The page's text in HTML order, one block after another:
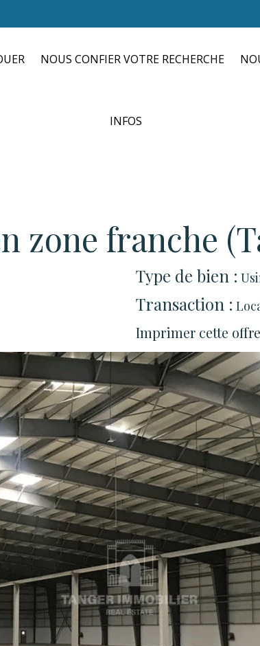
NOUS CONFIER VOTRE RECHERCHE
INFOS
zone franche
Type de bien :
Transaction :
Imprimer cette